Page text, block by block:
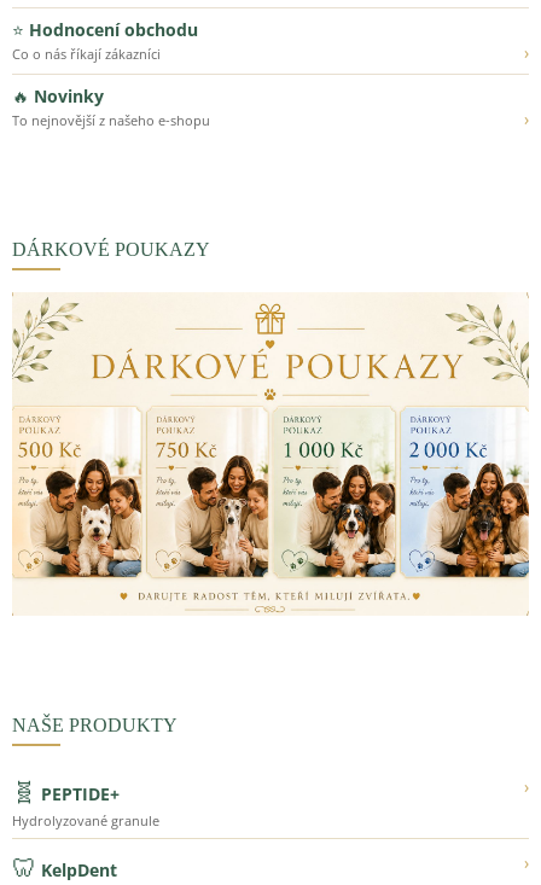
⭐ Hodnocení obchodu
Co o nás říkají zákazníci
›
🔥 Novinky
To nejnovější z našeho e-shopu ›
DÁRKOVÉ POUKAZY
NAŠE PRODUKTY
🧬 PEPTIDE+ ›
Hydrolyzované granule
🦷 KelpDent ›